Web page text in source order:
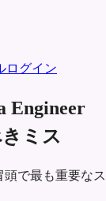
ログイン
Engineer
ミス
で最も重要な